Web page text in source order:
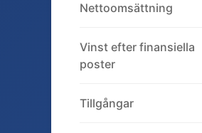
Nettoomsättning
Vinst efter finansiella
poster
Tillgångar